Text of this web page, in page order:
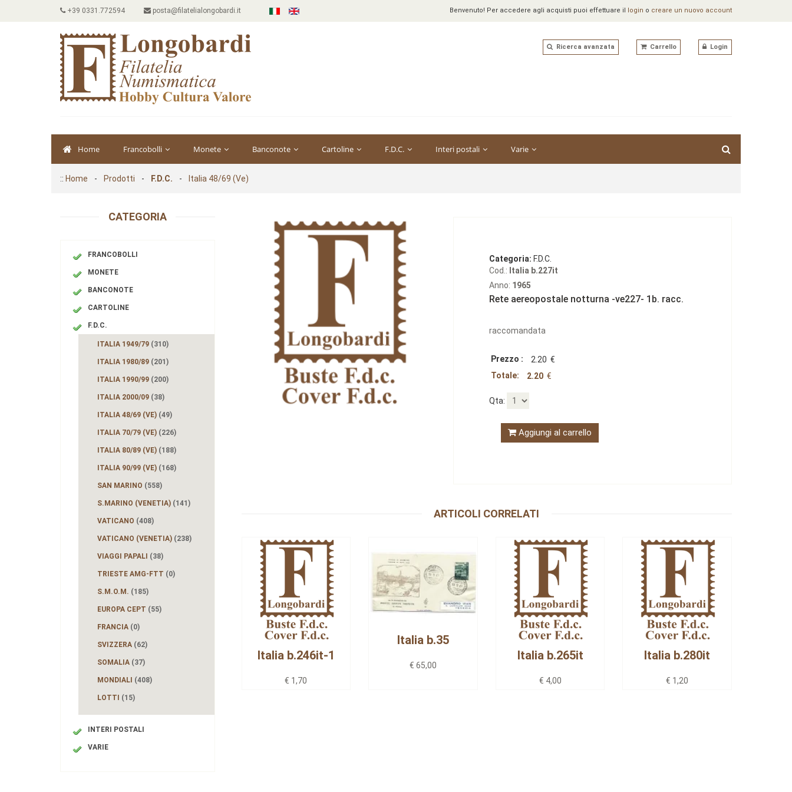
+39 0331.772594 posta@filatelialongobardi.it Benvenuto! Per accedere agli acquisti puoi effettuare il login o creare un nuovo account
Ricerca avanzata Carrello Login
Home Francobolli Monete Banconote Cartoline F.D.C. Interi postali Varie
:: Home - Prodotti - F.D.C. - Italia 48/69 (Ve)
CATEGORIA
FRANCOBOLLI
MONETE
BANCONOTE
CARTOLINE
F.D.C.
ITALIA 1949/79 (310)
ITALIA 1980/89 (201)
ITALIA 1990/99 (200)
ITALIA 2000/09 (38)
ITALIA 48/69 (VE) (49)
ITALIA 70/79 (VE) (226)
ITALIA 80/89 (VE) (188)
ITALIA 90/99 (VE) (168)
SAN MARINO (558)
S.MARINO (VENETIA) (141)
VATICANO (408)
VATICANO (VENETIA) (238)
VIAGGI PAPALI (38)
TRIESTE AMG-FTT (0)
S.M.O.M. (185)
EUROPA CEPT (55)
FRANCIA (0)
SVIZZERA (62)
SOMALIA (37)
MONDIALI (408)
LOTTI (15)
INTERI POSTALI
VARIE
Categoria: F.D.C.
Cod.: Italia b.227it
Anno: 1965
Rete aereopostale notturna -ve227- 1b. racc.
raccomandata
Prezzo : 2.20 €
Totale:
2.20€
Qta:
Aggiungi al carrello
ARTICOLI CORRELATI
Italia b.246it-1
€ 1,70
Italia b.35
€ 65,00
Italia b.265it
€ 4,00
Italia b.280it
€ 1,20